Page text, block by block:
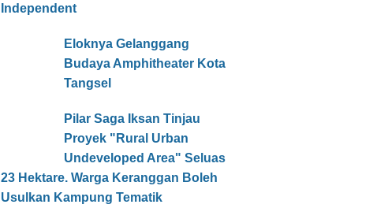
Independent
Eloknya Gelanggang
Budaya Amphitheater Kota
Tangsel
Pilar Saga Iksan Tinjau
Proyek "Rural Urban
Undeveloped Area" Seluas
23 Hektare. Warga Keranggan Boleh
Usulkan Kampung Tematik